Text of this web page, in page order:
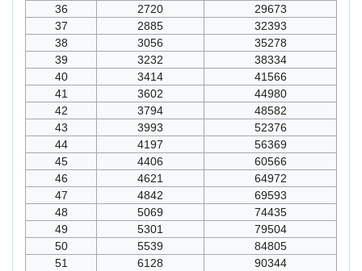
36
2720
29673
37
2885
32393
38
3056
35278
39
3232
38334
40
3414
41566
41
3602
44980
42
3794
48582
43
3993
52376
44
4197
56369
45
4406
60566
46
4621
64972
47
4842
69593
48
5069
74435
49
5301
79504
50
5539
84805
51
6128
90344